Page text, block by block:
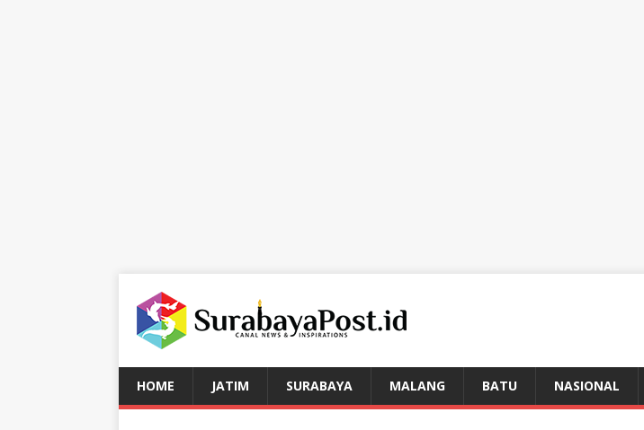
HOME JATIM SURABAYA MALANG BATU NASIONAL